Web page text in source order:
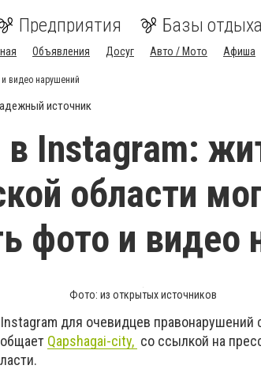
Предприятия Базы
Объявления Досуг Авто / Мото Афиша
видео нарушений
источник
в Instagram:
области
фото и видео
Фото: из открытых источников
для очевидцев правонарушений
Qapshagai-city, со ссылкой на